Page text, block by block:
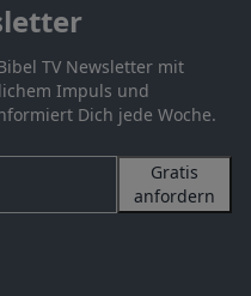
TV Newsletter mit
Impuls und
Dich jede Woche.
Gratis
anfordern